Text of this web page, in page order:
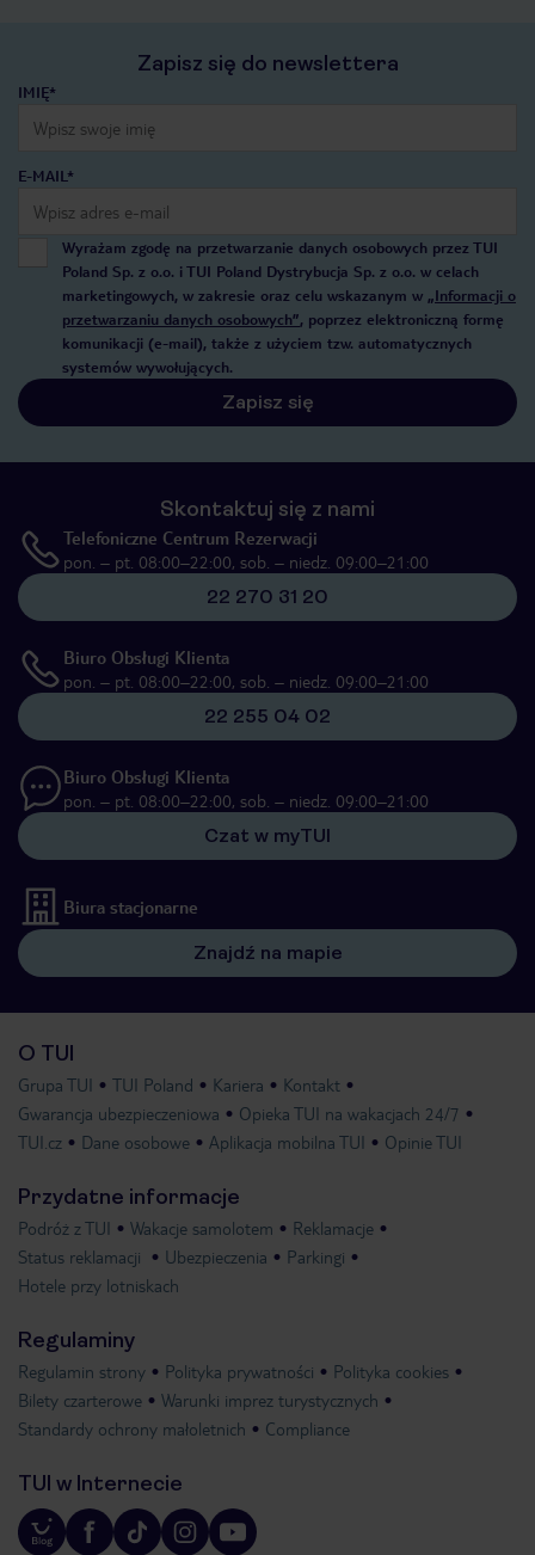
Zapisz się do newslettera
IMIĘ*
E-MAIL*
Wyrażam zgodę na przetwarzanie danych osobowych przez TUI
Poland Sp. z o.o. i TUI Poland Dystrybucja Sp. z o.o. w celach
marketingowych, w zakresie oraz celu wskazanym w „Informacji o
przetwarzaniu danych osobowych”, poprzez elektroniczną formę
komunikacji (e-mail), także z użyciem tzw. automatycznych
systemów wywołujących.
Zapisz się
Skontaktuj się z nami
Telefoniczne Centrum Rezerwacji
pon. – pt. 08:00–22:00, sob. – niedz. 09:00–21:00
22 270 31 20
Biuro Obsługi Klienta
pon. – pt. 08:00–22:00, sob. – niedz. 09:00–21:00
22 255 04 02
Biuro Obsługi Klienta
pon. – pt. 08:00–22:00, sob. – niedz. 09:00–21:00
Czat w myTUI
Biura stacjonarne
Znajdź na mapie
O TUI
Grupa TUI TUI Poland Kariera
Kontakt
Gwarancja ubezpieczeniowa
Opieka TUI na wakacjach 24/7
TUI.cz
Dane osobowe Aplikacja mobilna TUI Opinie TUI
Przydatne informacje
Podróż z TUI Wakacje samolotem
Reklamacje
Status reklamacji
Ubezpieczenia
Parkingi
Hotele przy lotniskach
Regulaminy
Regulamin strony Polityka prywatności
Polityka cookies
Bilety czarterowe
Warunki imprez turystycznych
Standardy ochrony małoletnich
Compliance
TUI w Internecie